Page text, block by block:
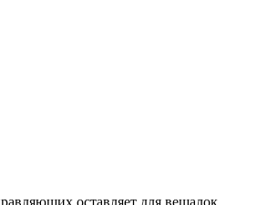
оставляет для вешалок